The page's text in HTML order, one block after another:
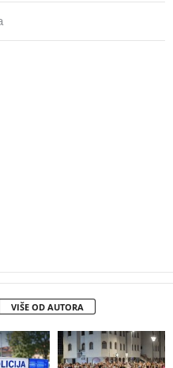
VIŠE OD AUTORA